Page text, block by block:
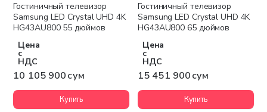
Гостиничный телевизор
Samsung LED Crystal UHD 4K
HG43AU800 55 дюймов
Цена
с
НДС
10 105 900 сум
Купить
Гостиничный телевизор
Samsung LED Crystal UHD 4K
HG43AU800 65 дюймов
Цена
с
НДС
15 451 900 сум
Купить